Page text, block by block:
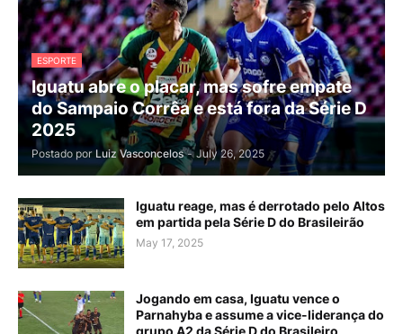
ESPORTE
Iguatu abre o placar, mas sofre empate
do Sampaio Corrêa e está fora da Série D
2025
Postado por Luiz Vasconcelos - July 26, 2025
Iguatu reage, mas é derrotado pelo Altos
em partida pela Série D do Brasileirão
May 17, 2025
Jogando em casa, Iguatu vence o
Parnahyba e assume a vice-liderança do